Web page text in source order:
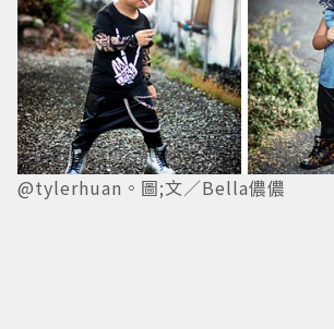
@tylerhuan。圖;文／Bella儂儂